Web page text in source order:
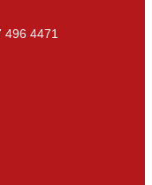
496 4471